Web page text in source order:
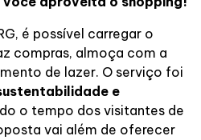
é possível carregar o
compras, almoça com a
de lazer. O serviço foi
e
o tempo dos visitantes de
vai além de oferecer